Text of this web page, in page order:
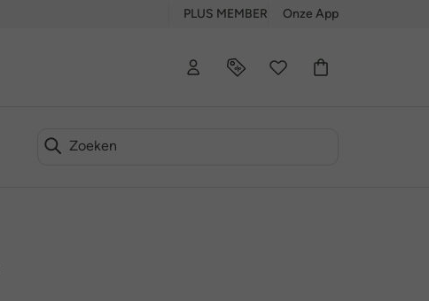
PLUS MEMBER Onze App